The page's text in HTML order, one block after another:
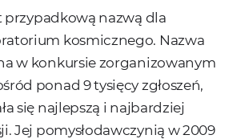
przypadkową nazwą dla
kosmicznego. Nazwa
w konkursie zorganizowanym
ponad 9 tysięcy zgłoszeń,
się najlepszą i najbardziej
Jej pomysłodawczynią w 2009